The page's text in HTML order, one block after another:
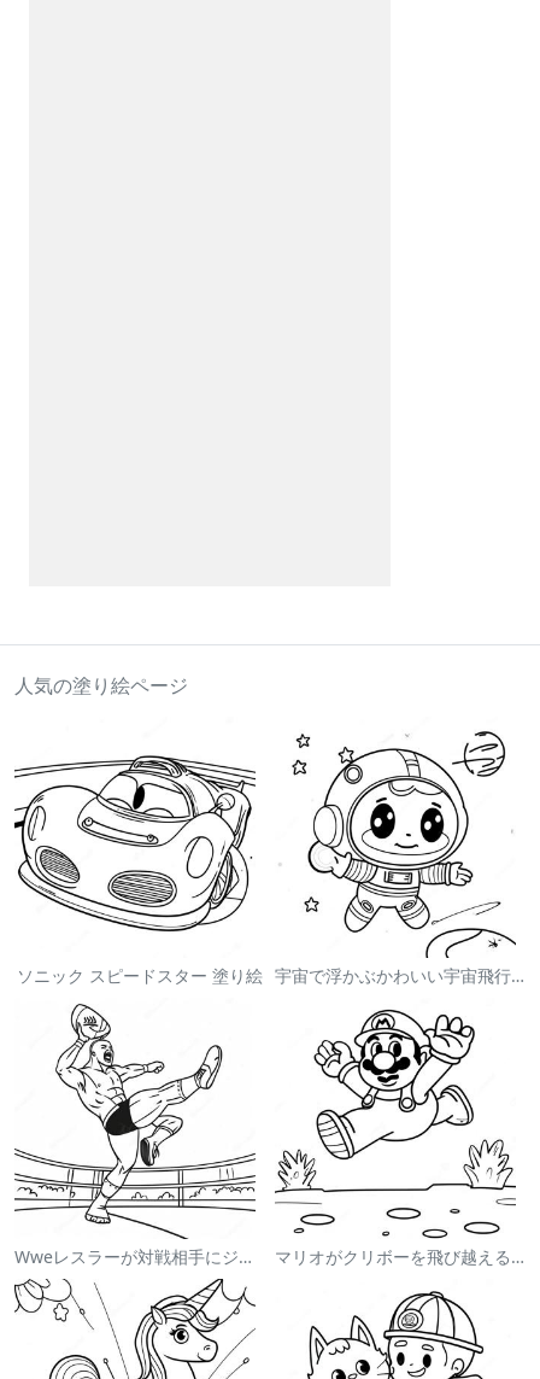
人気の塗り絵ページ
ソニック スピードスター 塗り絵 宇宙で浮かぶかわいい宇宙飛行士 塗り絵
Wweレスラーが対戦相手にジャンプする塗り絵 マリオがクリボーを飛び越える塗り絵